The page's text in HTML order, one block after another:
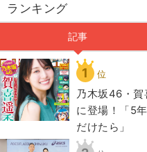
ランキング
記事
1 位
乃木坂46・賀
に登場！「5
だけたら」